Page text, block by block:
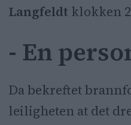
Langfeldt klokken
- En
Da bekreftet
leiligheten at det